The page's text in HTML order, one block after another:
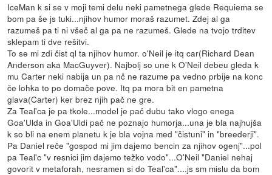
IceMan k si se v moji temi delu neki pametnega glede Requiema se
bom pa še js tuki...njihov humor moraš razumet. Zdej al ga
razumeš pa ti ni všeč al ga pa ne razumeš. Glede na tvojo trditev
sklepam ti dve rešitvi.
To se mi zdi čist ql ta njihov humor. o'Neil je itq car(Richard Dean
Anderson aka MacGuyver). Najbolj so une k O'Neil debeu gleda k
mu Carter neki nabija un pa nč ne razume pa vedno prbije na konc
če lohka to po domače pove. Itq pa mora bit en pametna
glava(Carter) ker brez njih pač ne gre.
Za Teal'ca je pa tkole...model je pač dubu tako vlogo enega
Goa'Ulda in Goa'Uldi pač ne poznajo humorja...una je bla najhujša
k so bli na enem planetu k je bla vojna med "čistuni" in "breederji".
Pa Daniel reče "gospod mi jim dajemo bencin za njihov ogenj"...pol
pa Teal'c "v resnici jim dajemo težko vodo"...O'Neil "Daniel nehaj
govorit v metaforah, nesramen si do Teal'ca"....js sm mislu da bom